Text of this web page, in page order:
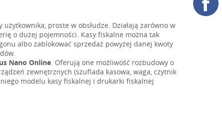
proste w obsłudze. Działają zarówno w
o dużej pojemności. Kasy fiskalne można tak
albo zablokować sprzedaż powyżej danej kwoty
Nano Online. Oferują one możliwość rozbudowy o
zewnętrznych (szuflada kasowa, waga, czytnik
modelu kasy fiskalnej i drukarki fiskalnej